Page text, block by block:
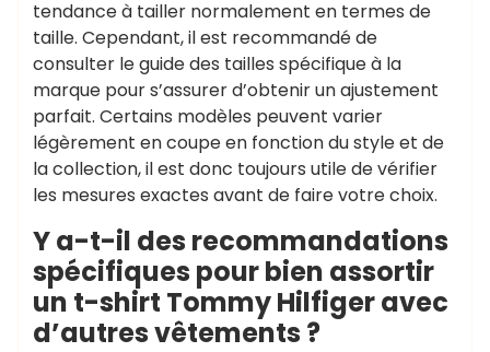
tendance à tailler normalement en termes de
taille. Cependant, il est recommandé de
consulter le guide des tailles spécifique à la
marque pour s’assurer d’obtenir un ajustement
parfait. Certains modèles peuvent varier
légèrement en coupe en fonction du style et de
la collection, il est donc toujours utile de vérifier
les mesures exactes avant de faire votre choix.
Y a-t-il des recommandations
spécifiques pour bien assortir
un t-shirt Tommy Hilfiger avec
d’autres vêtements ?